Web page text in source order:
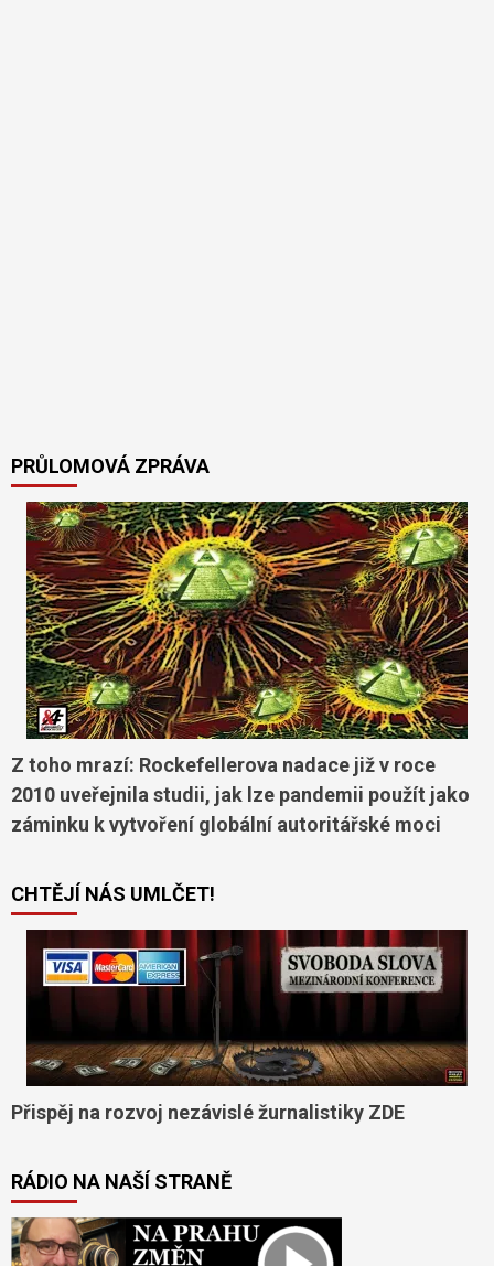
PRŮLOMOVÁ ZPRÁVA
Z toho mrazí: Rockefellerova nadace již v roce
2010 uveřejnila studii, jak lze pandemii použít jako
záminku k vytvoření globální autoritářské moci
CHTĚJÍ NÁS UMLČET!
Přispěj na rozvoj nezávislé žurnalistiky ZDE
RÁDIO NA NAŠÍ STRANĚ